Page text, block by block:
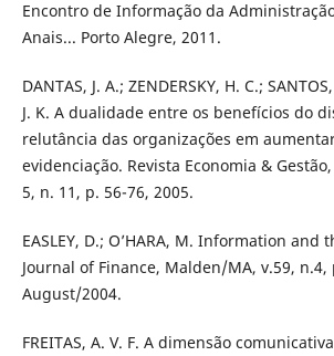
Encontro de Informação da
Anais... Porto Alegre, 2011.
DANTAS, J. A.; ZENDERSKY, H. C.;
J. K. A dualidade entre os benefícios do
relutância das organizações em
evidenciação. Revista Economia &
5, n. 11, p. 56-76, 2005.
EASLEY, D.; O’HARA, M. Information and
Journal of Finance, Malden/MA, v.59, n.4,
August/2004.
FREITAS, A. V. F. A dimensão